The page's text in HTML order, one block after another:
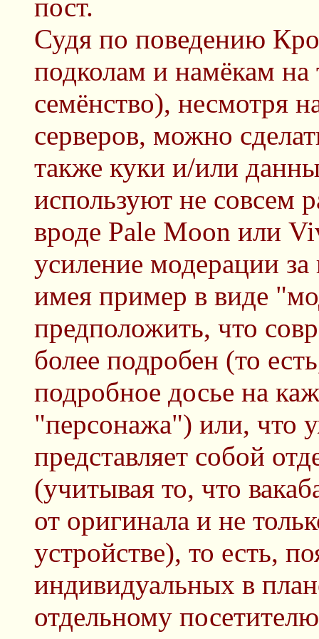
пост.
Судя по поведению
подколам и намёкам на
семёнство), несмотря
серверов, можно
также куки и/или
используют не совсем
вроде Pale Moon или
усиление модерации за
имея пример в виде
предположить, что
более подробен (то
подробное досье на
"персонажа") или, что
представляет собой
(учитывая то, что
от оригинала и не
устройстве), то есть,
индивидуальных в
отдельному